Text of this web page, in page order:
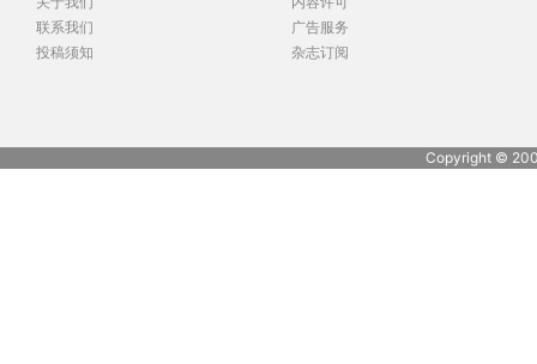
联系我们
投稿须知
广告服务
杂志订阅
Copyright ©